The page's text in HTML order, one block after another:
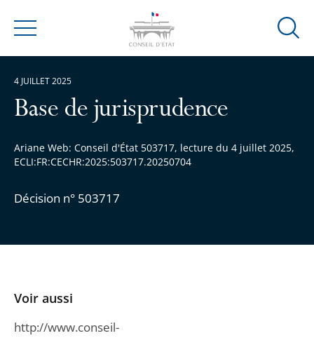
Menu
Ouvrir
Base de jurisprudence
Ariane Web: Conseil d'État 503717, lecture du 4 juillet 2025,
ECLI:FR:CECHR:2025:503717.20250704
Décision n° 503717
4 JUILLET 2025
Voir aussi
http://www.conseil-